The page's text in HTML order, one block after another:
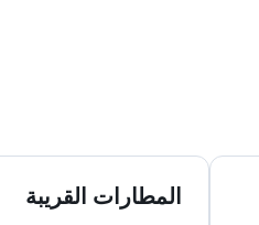
المطارات القريبة